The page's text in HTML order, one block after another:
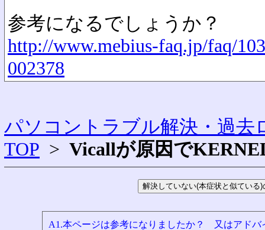
参考になるでしょうか？
http://www.mebius-faq.jp/faq/
002378
パソコントラブル解決・過去
TOP > Vicallが原因で
A1.本ページは参考になりましたか？ 又はアドバ